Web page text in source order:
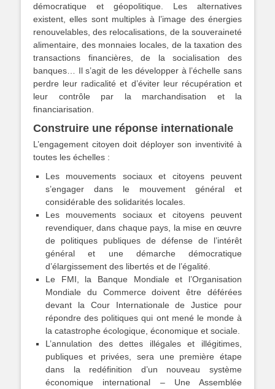
démocratique et géopolitique. Les alternatives
existent, elles sont multiples à l’image des énergies
renouvelables, des relocalisations, de la souveraineté
alimentaire, des monnaies locales, de la taxation des
transactions financières, de la socialisation des
banques… Il s’agit de les développer à l’échelle sans
perdre leur radicalité et d’éviter leur récupération et
leur contrôle par la marchandisation et la
financiarisation.
Construire une réponse internationale
L’engagement citoyen doit déployer son inventivité à
toutes les échelles :
Les mouvements sociaux et citoyens peuvent
s’engager dans le mouvement général et
considérable des solidarités locales.
Les mouvements sociaux et citoyens peuvent
revendiquer, dans chaque pays, la mise en œuvre
de politiques publiques de défense de l’intérêt
général et une démarche démocratique
d’élargissement des libertés et de l’égalité.
Le FMI, la Banque Mondiale et l’Organisation
Mondiale du Commerce doivent être déférées
devant la Cour Internationale de Justice pour
répondre des politiques qui ont mené le monde à
la catastrophe écologique, économique et sociale.
L’annulation des dettes illégales et illégitimes,
publiques et privées, sera une première étape
dans la redéfinition d’un nouveau système
économique international – Une Assemblée